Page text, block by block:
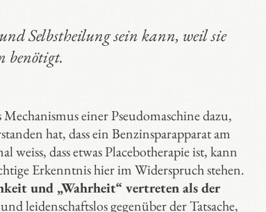
Selbstheilung sein kann, weil sie
benötigt.
einer Pseudomaschine dazu,
hat, dass ein Benzinsparapparat am
weiss, dass etwas Placebotherapie ist, kann
Erkenntnis hier im Widerspruch stehen.
und „Wahrheit“ vertreten als der
leidenschaftslos gegenüber der Tatsache,